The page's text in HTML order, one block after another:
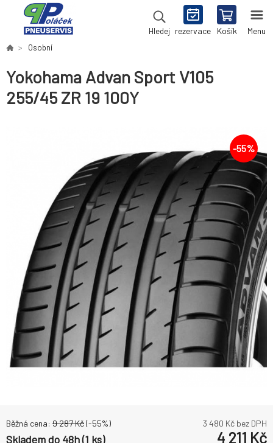
Hledej rezervace Košík Menu
Osobní
Yokohama Advan Sport V105
255/45 ZR 19 100Y
-55%
Běžná cena: 9 287Kč(-55%) 3 480 Kč bez DPH
Skladem do 48h (1 ks) 4 211 Kč